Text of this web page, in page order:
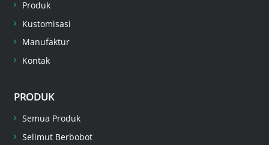
Produk
Kustomisasi
Manufaktur
Kontak
PRODUK
Semua Produk
Selimut Berbobot